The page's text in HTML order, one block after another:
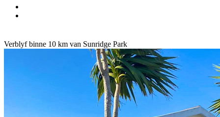
Verblyf binne 10 km van Sunridge Park